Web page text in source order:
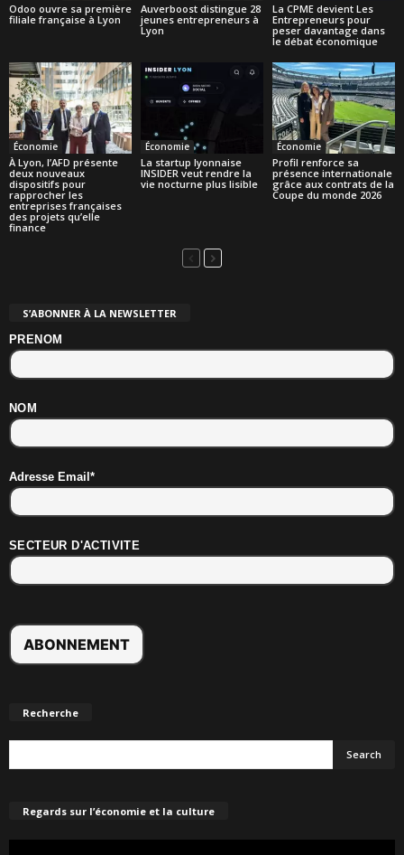
Odoo ouvre sa première
filiale française à Lyon
Auverboost distingue 28
jeunes entrepreneurs à
Lyon
La CPME devient Les
Entrepreneurs pour
peser davantage dans
le débat économique
Économie
À Lyon, l’AFD présente
deux nouveaux
dispositifs pour
rapprocher les
entreprises françaises
des projets qu’elle
finance
Économie
La startup lyonnaise
INSIDER veut rendre la
vie nocturne plus lisible
Économie
Profil renforce sa
présence internationale
grâce aux contrats de la
Coupe du monde 2026
S’ABONNER À LA NEWSLETTER
PRENOM
NOM
Adresse Email*
SECTEUR D'ACTIVITE
Recherche
Regards sur l’économie et la culture